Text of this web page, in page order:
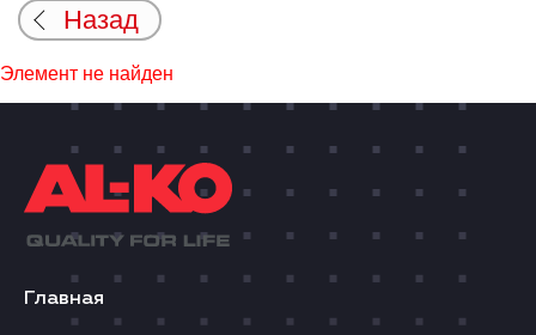
Назад
Элемент не найден
Главная